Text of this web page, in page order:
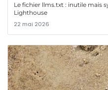
Le fichier llms.txt : inutile mais
Lighthouse
22 mai 2026